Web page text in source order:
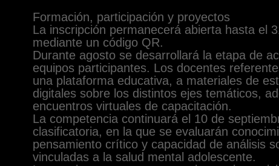
Formación, participación y proyectos
La inscripción permanecerá abierta hasta el
mediante un código QR.
Durante agosto se desarrollará la etapa de
equipos participantes. Los docentes
una plataforma educativa, a materiales de
digitales sobre los distintos ejes temáticos,
encuentros virtuales de capacitación.
La competencia continuará el 10 de
clasificatoria, en la que se evaluarán
pensamiento crítico y capacidad de análisis
vinculadas a la salud mental adolescente.